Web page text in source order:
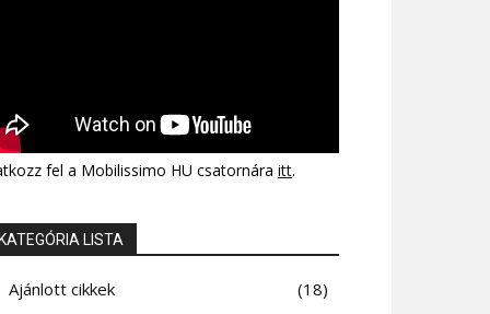
fel a Mobilissimo HU csatornára itt.
LISTA
Ajánlott cikkek
18